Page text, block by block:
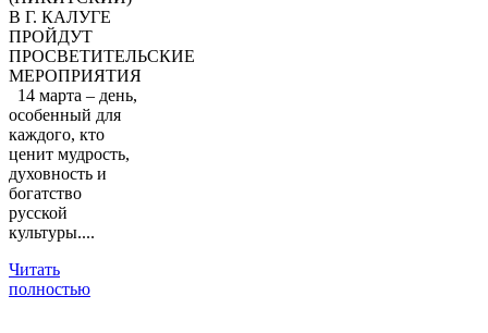
В Г. КАЛУГЕ
ПРОЙДУТ
ПРОСВЕТИТЕЛЬСКИЕ
МЕРОПРИЯТИЯ
14 марта – день,
особенный для
каждого, кто
ценит мудрость,
духовность и
богатство
русской
культуры....
Читать
полностью